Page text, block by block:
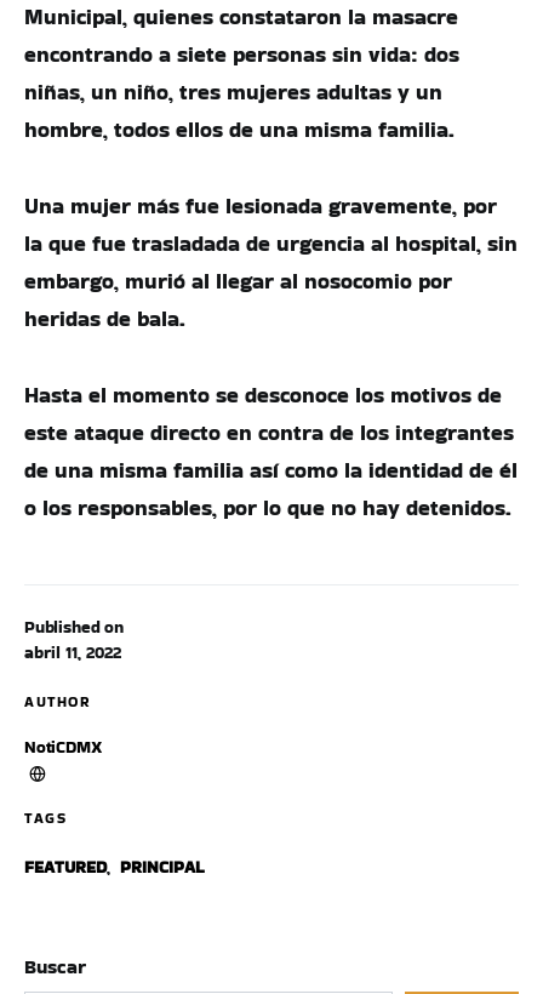
Published on
abril 11, 2022
AUTHOR
NotiCDMX
TAGS
FEATURED, PRINCIPAL
Municipal, quienes constataron la masacre
encontrando a siete personas sin vida: dos
niñas, un niño, tres mujeres adultas y un
hombre, todos ellos de una misma familia.
Una mujer más fue lesionada gravemente, por
la que fue trasladada de urgencia al hospital, sin
embargo, murió al llegar al nosocomio por
heridas de bala.
Hasta el momento se desconoce los motivos de
este ataque directo en contra de los integrantes
de una misma familia así como la identidad de él
o los responsables, por lo que no hay detenidos.
Buscar